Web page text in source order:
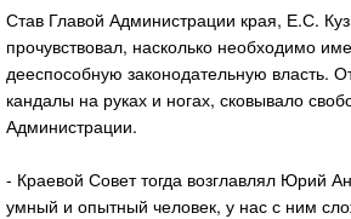
Став Главой Администрации края, Е.С.
прочувствовал, насколько необходимо
дееспособную законодательную власть.
кандалы на руках и ногах, сковывало
Администрации.
- Краевой Совет тогда возглавлял Юрий
умный и опытный человек, у нас с ним